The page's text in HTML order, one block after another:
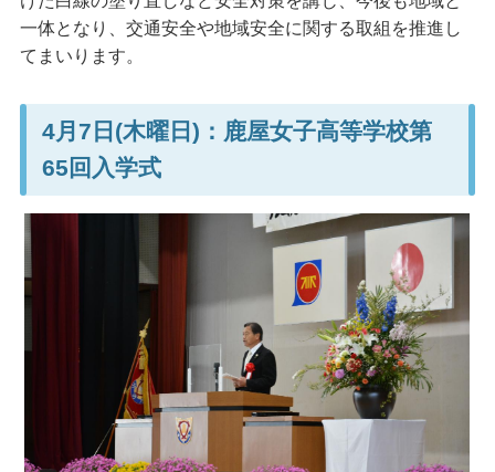
一体となり、交通安全や地域安全に関する取組を推進し
てまいります。
4月7日(木曜日)：鹿屋女子高等学校第
65回入学式